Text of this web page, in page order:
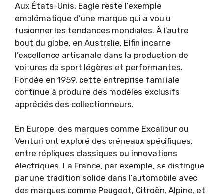
Aux États-Unis, Eagle reste l’exemple
emblématique d’une marque qui a voulu
fusionner les tendances mondiales. À l’autre
bout du globe, en Australie, Elfin incarne
l’excellence artisanale dans la production de
voitures de sport légères et performantes.
Fondée en 1959, cette entreprise familiale
continue à produire des modèles exclusifs
appréciés des collectionneurs.
En Europe, des marques comme Excalibur ou
Venturi ont exploré des créneaux spécifiques,
entre répliques classiques ou innovations
électriques. La France, par exemple, se distingue
par une tradition solide dans l’automobile avec
des marques comme Peugeot, Citroën, Alpine, et